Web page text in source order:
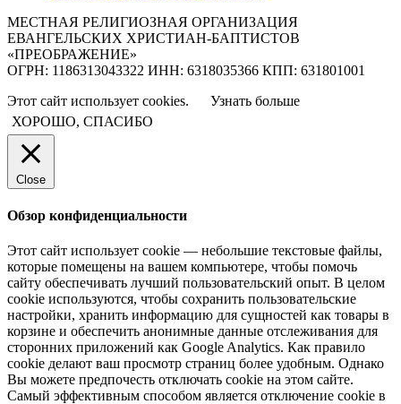
МЕСТНАЯ РЕЛИГИОЗНАЯ ОРГАНИЗАЦИЯ
ЕВАНГЕЛЬСКИХ ХРИСТИАН-БАПТИСТОВ
«ПРЕОБРАЖЕНИЕ»
ОГРН: 1186313043322 ИНН: 6318035366 КПП: 631801001
Этот сайт использует cookies.
Узнать больше
ХОРОШО, СПАСИБО
Close
Обзор конфиденциальности
Этот сайт использует cookie — небольшие текстовые файлы,
которые помещены на вашем компьютере, чтобы помочь
сайту обеспечивать лучший пользовательский опыт. В целом
cookie используются, чтобы сохранить пользовательские
настройки, хранить информацию для сущностей как товары в
корзине и обеспечить анонимные данные отслеживания для
сторонних приложений как Google Analytics. Как правило
cookie делают ваш просмотр страниц более удобным. Однако
Вы можете предпочесть отключать cookie на этом сайте.
Самый эффективным способом является отключение cookie в